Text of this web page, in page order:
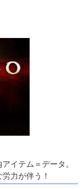
イテム＝データ。
力が伴う！